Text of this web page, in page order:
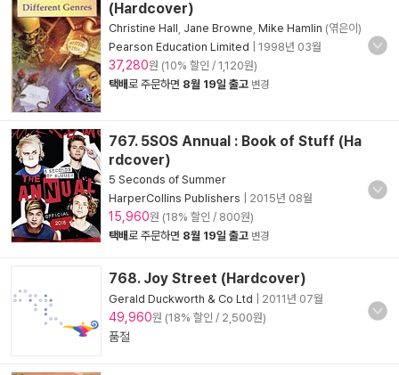
(Hardcover)
Christine Hall Jane Browne Mike Hamlin (엮은이)
Pearson Education Limited
1998년 03월
37,280원 (10% 할인 / 1,120원)
택배로 주문하면 8월 19일 출고 변경
767. 5SOS Annual : Book of Stuff (Ha
rdcover)
5 Seconds of Summer
HarperCollins Publishers
2015년 08월
15,960원 (18% 할인 / 800원)
택배로 주문하면 8월 19일 출고 변경
768. Joy Street (Hardcover)
Gerald Duckworth & Co Ltd 2011년 07월
49,960원 (18% 할인 / 2,500원)
품절